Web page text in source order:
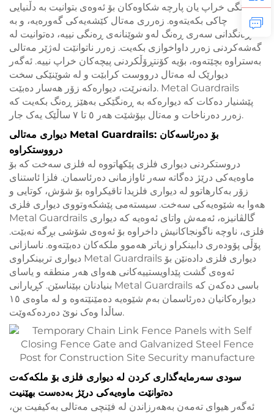
ڕەنگی خراپ یان پارچە شکاوەکان بۆ ئەوەی بتوانیت بە دڵنیایی
چاکی بکەیتەوە. زەرری مەتال کێشەیەکی گەورەیە، و بە
ڕەنگدانی سەری ڕەنگ لەو شوێنانەی ڕەنگی نییە، دەتوانیت لە
گەشەکردنی زەرر داواخوازی بکەیت. زەرر ناتوانێت لەژێر مەتالی
بەستراوە بچێتەوە، بۆیە کۆنتڕۆڵکردنی پیچەکان خراپ نییە. ئەگەر
دیوارێک لە مەتال درووست کرابێت و لە شوێنێکی سخت
دانەنرێت، دیوارەکە زۆر هەسار دەبێت. Metal Guardrails
پێشنیار دەکات کە دیوارەکە بە ڕەنگێکی بەهێز ڕەنگ بکەیت کە
زەرر دەرناخات و مەتال بپۆشێت هەر ٥ تا ٧ ساڵێک یەک جار.
دیواری مەتالی Metal Guardrails: بۆ دەرئاسەکان
درووستکراوە
دروستکردنی دیواری فلزی پێکهاتووە لە فلزی سەخت کە بۆ
ماوەیەکی درێژ دەگاتە سەر ئاوازمانی دەرئاسمان. فلزا ئاستنای
زۆر بەکارهاتوو لە دیواری فلزیدا تاقیکراوە بۆ شۆش، کوتایی و
هەوا بە شێوەیەکی سەخت. سیستەمی پێشکەوتووی دیواری فلزی
Metal Guardrails گالڤانیزە، ئەمەش واتای ئەوەیە کە دیواری
فلزی، ناوچە ناگونجاکانیش داخراوە بۆ ئەوەی شۆشی بڕگە نەبێت.
پۆڵی پۆودەری دابینکراو زیاتر هەموو ملکەکان دەبێتەوە. ناسازانی
دیواری تربینکراوی Metal Guardrails دیواری فلزی دادەنێن بۆ
ئەوەی گشت پێداویستییەکانی هەوای هەر منطقە و یاسای
بنیادنان بپێناسێن. کڕیارانی Metal Guardrails باسی دەکەن کە
دیوارەکانیان دەرئاسمان بەم شێوەیە دەمێنێتەوە و لە ماوەی ١٥
ساڵدا وەک نوێ دەردەکەوێت.
سودی سەرمایەگذاری کردن لە دیواری فلزی بۆ ملکەکەت
دەتوانێت ماوەیەکی درێژ بەدەست بهێنیت
ئەگەر هیوای تەمەن بەهەرزاندن لە فێنچی مەتالی بەکیفیت بن،